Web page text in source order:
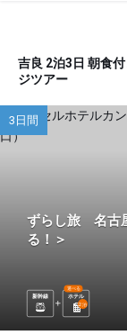
吉良 2泊3日 朝食
ジツアー
3日間
ずらし旅 名古
る！＞
新幹線 ホテル
選べる
2泊